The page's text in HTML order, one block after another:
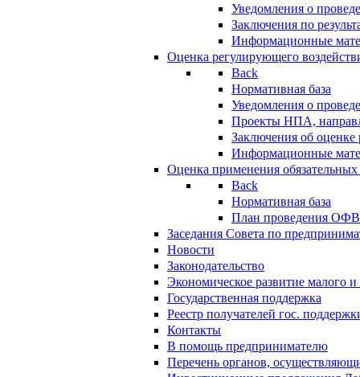
Уведомления о
Заключения по
Информационные
Оценка регулирующего
Back
Нормативная база
Уведомления о
Проекты НПА,
Заключения об
Информационные
Оценка применения
Back
Нормативная база
План проведения
Заседания Совета по
Новости
Законодательство
Экономическое развитие малого и
Государственная поддержка
Реестр получателей гос.
Контакты
В помощь предпринимателю
Перечень органов,